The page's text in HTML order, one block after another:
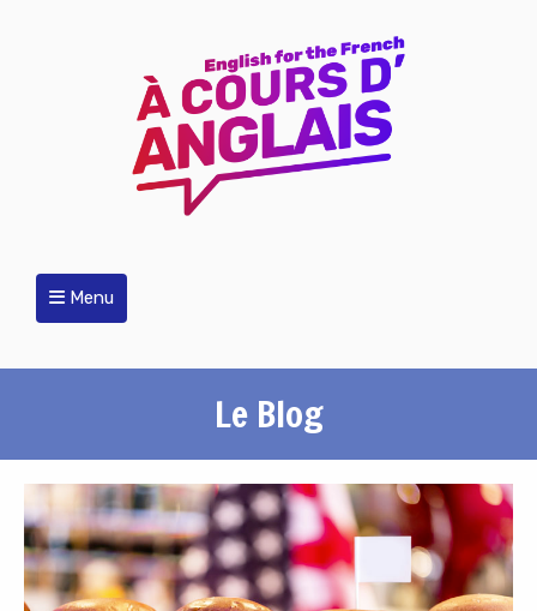
Menu
Le Blog